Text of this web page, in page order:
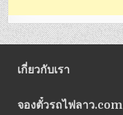
เกี่ยวกับเรา
จองตั๋วรถไฟลาว.com